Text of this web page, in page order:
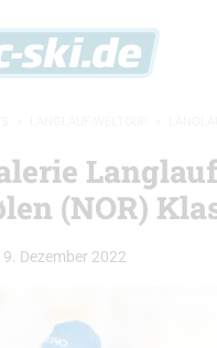
(NOR)
9. Dezember 2022